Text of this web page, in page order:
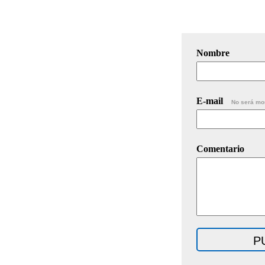
Nombre
E-mail No será
Comentario